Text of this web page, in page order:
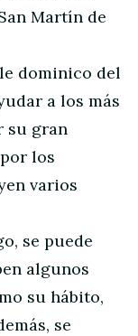
Martín de
dominico del
a los más
su gran
los
varios
se puede
algunos
su hábito,
se